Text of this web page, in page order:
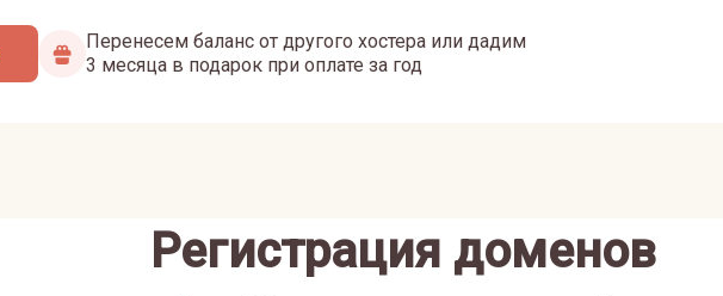
Перенесем баланс от другого хостера или дадим
3 месяца в подарок при оплате за год
Регистрация доменов